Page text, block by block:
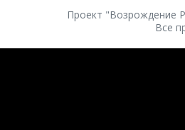
Проект "Возрождение
Все